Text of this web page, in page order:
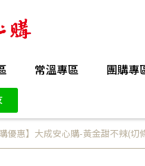
常溫專區 團購專
購優惠】大成安心購-黃金甜不辣(